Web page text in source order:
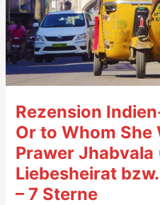
Rezension
Or to Whom She
Prawer Jhabvala
Liebesheirat
– 7 Sterne